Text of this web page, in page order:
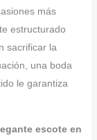
más
estructurado
sacrificar la
una boda
le garantiza
escote en